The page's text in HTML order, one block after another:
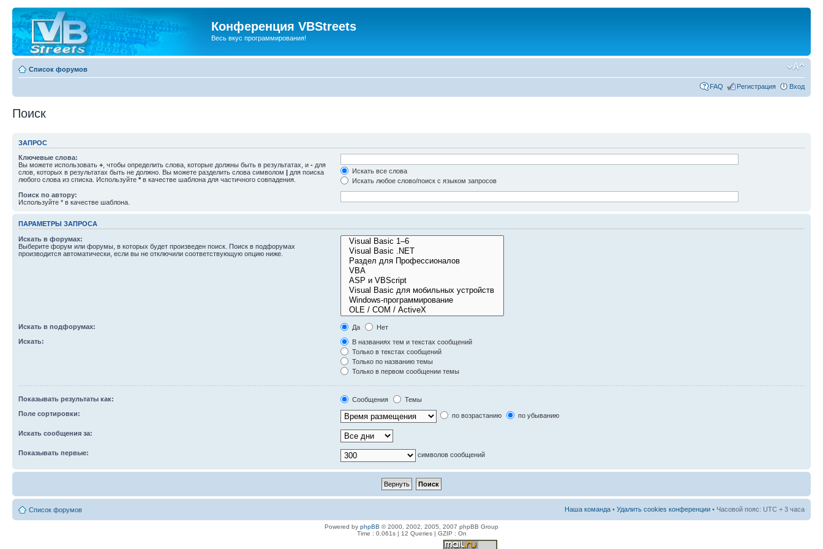
Конференция VBStreets
Весь вкус программирования!
Список форумов
FAQ Регистрация Вход
Поиск
ЗАПРОС
Ключевые слова:
Вы можете использовать + , чтобы определить слова, которые должны быть в результатах, и - для
слов, которых в результатах быть не должно. Вы можете разделить слова символом | для поиска
любого слова из списка. Используйте * в качестве шаблона для частичного совпадения.
Искать все слова
Искать любое слово/поиск с языком запросов
Поиск по автору:
Используйте * в качестве шаблона.
ПАРАМЕТРЫ ЗАПРОСА
Искать в форумах:
Выберите форум или форумы, в которых будет произведен поиск. Поиск в подфорумах
производится автоматически, если вы не отключили соответствующую опцию ниже.
Искать в подфорумах: Да
Нет
Искать:
В названиях тем и текстах сообщений
Только в текстах сообщений
Только по названию темы
Только в первом сообщении темы
Показывать результаты как: Сообщения
Темы
Поле сортировки:
по возрастанию по убыванию
Искать сообщения за:
Показывать первые: символов сообщений
Список форумов Наша команда • Удалить cookies конференции • Часовой пояс: UTC + 3 часа
Powered by phpBB © 2000, 2002, 2005, 2007 phpBB Group
Time : 0.061s | 12 Queries | GZIP : On